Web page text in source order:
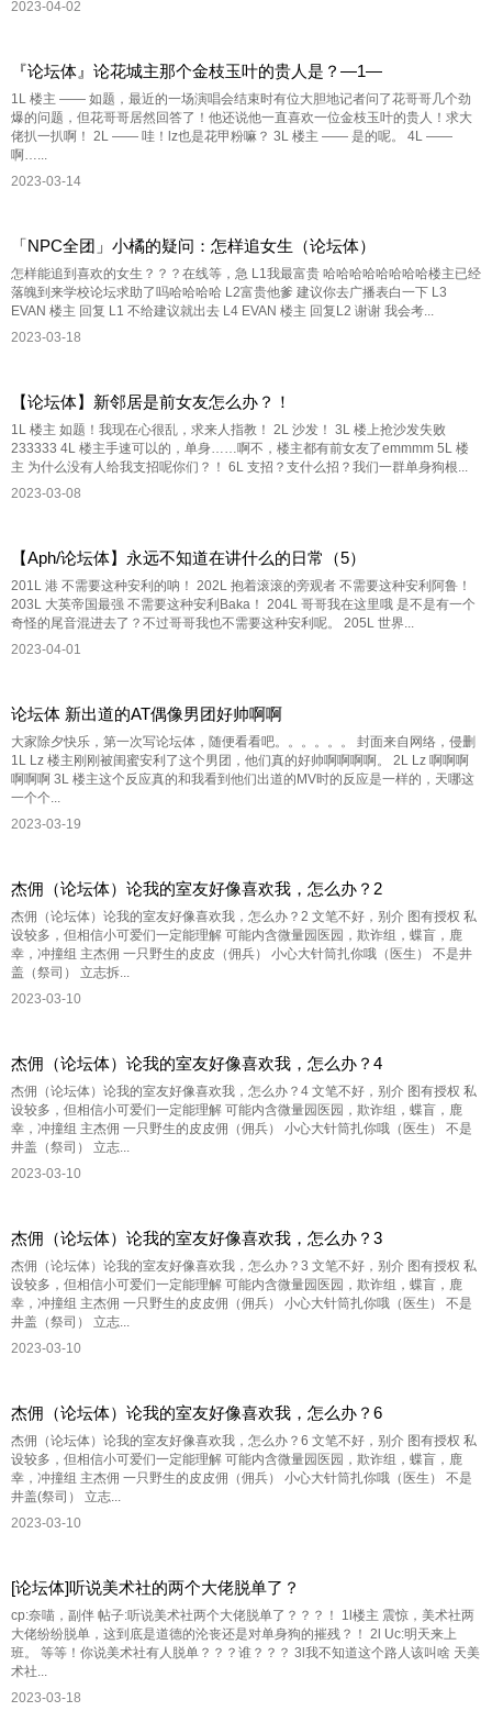
2023-04-02
『论坛体』论花城主那个金枝玉叶的贵人是？—1—
1L 楼主 —— 如题，最近的一场演唱会结束时有位大胆地记者问了花哥哥几个劲
爆的问题，但花哥哥居然回答了！他还说他一直喜欢一位金枝玉叶的贵人！求大
佬扒一扒啊！ 2L —— 哇！lz也是花甲粉嘛？ 3L 楼主 —— 是的呢。 4L ——
啊…...
2023-03-14
「NPC全团」小橘的疑问：怎样追女生（论坛体）
怎样能追到喜欢的女生？？？在线等，急 L1我最富贵 哈哈哈哈哈哈哈哈楼主已经
落魄到来学校论坛求助了吗哈哈哈哈 L2富贵他爹 建议你去广播表白一下 L3
EVAN 楼主 回复 L1 不给建议就出去 L4 EVAN 楼主 回复L2 谢谢 我会考...
2023-03-18
【论坛体】新邻居是前女友怎么办？！
1L 楼主 如题！我现在心很乱，求来人指教！ 2L 沙发！ 3L 楼上抢沙发失败
233333 4L 楼主手速可以的，单身……啊不，楼主都有前女友了emmmm 5L 楼
主 为什么没有人给我支招呢你们？！ 6L 支招？支什么招？我们一群单身狗根...
2023-03-08
【Aph/论坛体】永远不知道在讲什么的日常（5）
201L 港 不需要这种安利的呐！ 202L 抱着滚滚的旁观者 不需要这种安利阿鲁！
203L 大英帝国最强 不需要这种安利Baka！ 204L 哥哥我在这里哦 是不是有一个
奇怪的尾音混进去了？不过哥哥我也不需要这种安利呢。 205L 世界...
2023-04-01
论坛体 新出道的AT偶像男团好帅啊啊
大家除夕快乐，第一次写论坛体，随便看看吧。。。。。。 封面来自网络，侵删
1L Lz 楼主刚刚被闺蜜安利了这个男团，他们真的好帅啊啊啊啊。 2L Lz 啊啊啊
啊啊啊 3L 楼主这个反应真的和我看到他们出道的MV时的反应是一样的，天哪这
一个个...
2023-03-19
杰佣（论坛体）论我的室友好像喜欢我，怎么办？2
杰佣（论坛体）论我的室友好像喜欢我，怎么办？2 文笔不好，别介 图有授权 私
设较多，但相信小可爱们一定能理解 可能内含微量园医园，欺诈组，蝶盲，鹿
幸，冲撞组 主杰佣 一只野生的皮皮（佣兵） 小心大针筒扎你哦（医生） 不是井
盖（祭司） 立志拆...
2023-03-10
杰佣（论坛体）论我的室友好像喜欢我，怎么办？4
杰佣（论坛体）论我的室友好像喜欢我，怎么办？4 文笔不好，别介 图有授权 私
设较多，但相信小可爱们一定能理解 可能内含微量园医园，欺诈组，蝶盲，鹿
幸，冲撞组 主杰佣 一只野生的皮皮佣（佣兵） 小心大针筒扎你哦（医生） 不是
井盖（祭司） 立志...
2023-03-10
杰佣（论坛体）论我的室友好像喜欢我，怎么办？3
杰佣（论坛体）论我的室友好像喜欢我，怎么办？3 文笔不好，别介 图有授权 私
设较多，但相信小可爱们一定能理解 可能内含微量园医园，欺诈组，蝶盲，鹿
幸，冲撞组 主杰佣 一只野生的皮皮佣（佣兵） 小心大针筒扎你哦（医生） 不是
井盖（祭司） 立志...
2023-03-10
杰佣（论坛体）论我的室友好像喜欢我，怎么办？6
杰佣（论坛体）论我的室友好像喜欢我，怎么办？6 文笔不好，别介 图有授权 私
设较多，但相信小可爱们一定能理解 可能内含微量园医园，欺诈组，蝶盲，鹿
幸，冲撞组 主杰佣 一只野生的皮皮佣（佣兵） 小心大针筒扎你哦（医生） 不是
井盖(祭司） 立志...
2023-03-10
[论坛体]听说美术社的两个大佬脱单了？
cp:奈喵，副伴 帖子:听说美术社两个大佬脱单了？？？！ 1l楼主 震惊，美术社两
大佬纷纷脱单，这到底是道德的沦丧还是对单身狗的摧残？！ 2l Uc:明天来上
班。 等等！你说美术社有人脱单？？？谁？？？ 3l我不知道这个路人该叫啥 天美
术社...
2023-03-18